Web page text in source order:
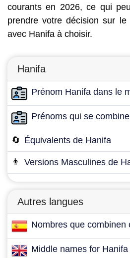
courants en 2026, ce qui
prendre votre décision sur
avec Hanifa à choisir.
Hanifa
Prénom Hanifa dans le
Prénoms qui se
🔄 Équivalents de Hanifa
👨 Versions Masculines de
Autres langues
Nombres que combinen
Middle names for Hanifa